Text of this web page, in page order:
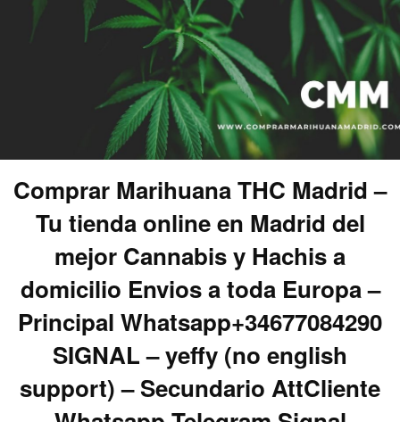
Comprar Marihuana THC Madrid –
Tu tienda online en Madrid del
mejor Cannabis y Hachis a
domicilio Envios a toda Europa –
Principal Whatsapp+34677084290
SIGNAL – yeffy (no english
support) – Secundario AttCliente